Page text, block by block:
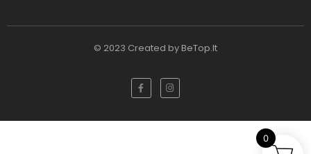
© 2023 Created byBeTop.lt
0